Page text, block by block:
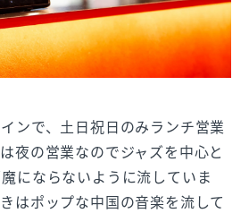
ンで、土日祝日のみランチ営業
夜の営業なのでジャズを中心と
にならないように流していま
はポップな中国の音楽を流して